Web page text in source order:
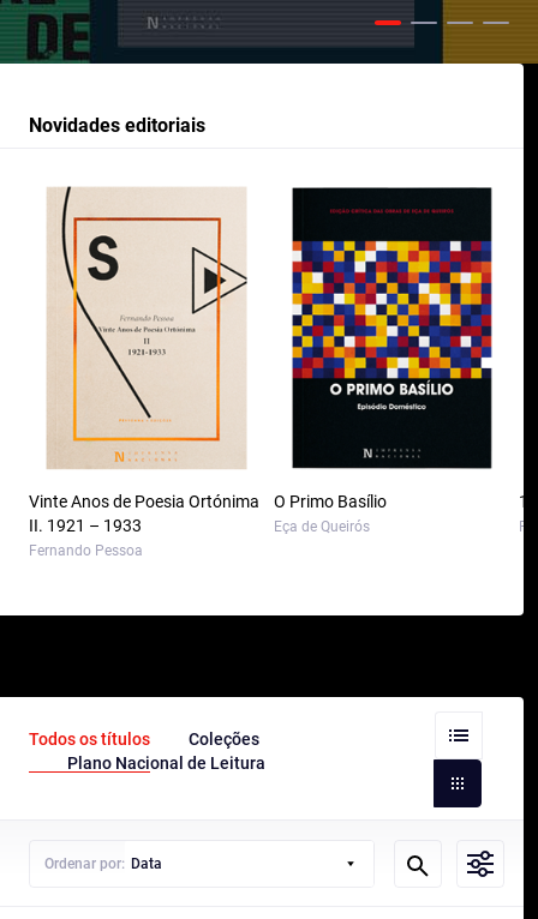
Novidades editoriais
Vinte Anos de Poesia Ortónima
II. 1921 – 1933
Fernando Pessoa
O Primo Basílio
Eça de Queirós
Todos os títulos
Coleções
Plano Nacional de Leitura
Ordenar por: Data